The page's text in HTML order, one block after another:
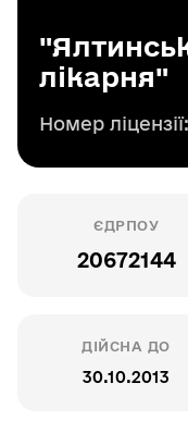
лікарня"
Номер ліцензії:
ЄДРПОУ
20672144
ДІЙСНА ДО
30.10.2013